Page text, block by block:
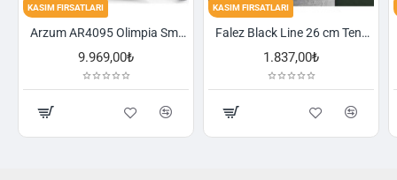
Arzum AR4095 Olimpia Smart Cyclone Filtreli Süpürge - Füme
KASIM FIRSATLARI
Falez Black Line 26 cm Tencere
KASIM FIRSATLARI